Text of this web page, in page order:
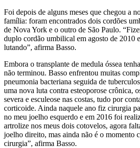
Foi depois de alguns meses que chegou a
família: foram encontrados dois cordões
de Nova York e o outro de São Paulo.
duplo cordão umbilical em agosto de 2010
lutando”, afirma Basso.
Embora o transplante de medula óssea
não terminou. Basso enfrentou muitas
pneumonia bacteriana seguida de
uma nova luta contra esteoporose crônica,
severa e esculeose nas costas, tudo por
corticoide. Ainda naquele ano fiz cirurgia
no meu joelho esquerdo e em 2016 foi
artrolize nos meus dois cotovelos, agora
joelho direito, mas ainda não é o momento
cirurgia”, afirma Basso.